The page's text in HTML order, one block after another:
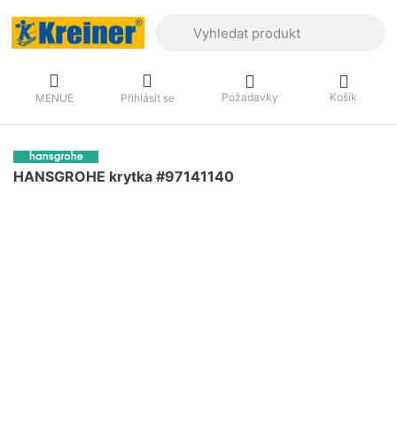
MENUE Přihlásit se Požadavky Košík
HANSGROHE krytka #97141140